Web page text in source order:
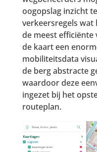
oogopslag inzicht
verkeersregels wat
de meest
de kaart een
mobiliteitsdata
de berg abstracte
waardoor deze
ingezet bij het
routeplan.